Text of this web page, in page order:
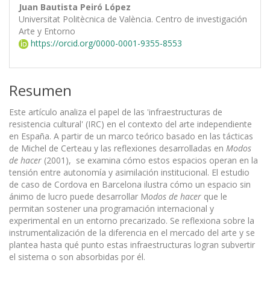
Juan Bautista Peiró López
Universitat Politècnica de València. Centro de investigación
Arte y Entorno
https://orcid.org/0000-0001-9355-8553
Resumen
Este artículo analiza el papel de las 'infraestructuras de
resistencia cultural' (IRC) en el contexto del arte independiente
en España. A partir de un marco teórico basado en las tácticas
de Michel de Certeau y las reflexiones desarrolladas en Modos
de hacer (2001), se examina cómo estos espacios operan en la
tensión entre autonomía y asimilación institucional. El estudio
de caso de Cordova en Barcelona ilustra cómo un espacio sin
ánimo de lucro puede desarrollar Modos de hacer que le
permitan sostener una programación internacional y
experimental en un entorno precarizado. Se reflexiona sobre la
instrumentalización de la diferencia en el mercado del arte y se
plantea hasta qué punto estas infraestructuras logran subvertir
el sistema o son absorbidas por él.